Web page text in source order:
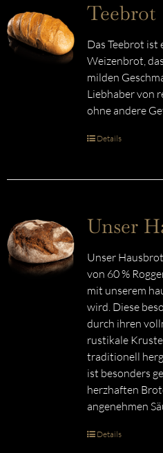
Teebrot
Das Teebrot ist
Weizenbrot,
milden
Liebhaber von
ohne andere
Details
Unser
Unser
von 60 %
mit unserem
wird. Diese
durch ihren
rustikale
traditionell
ist besonders
herzhaften
angenehmen
Details